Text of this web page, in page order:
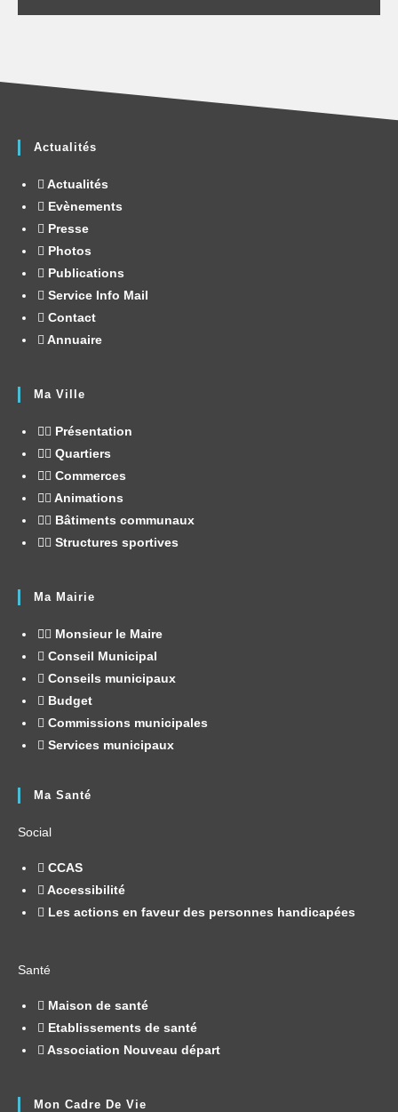
Actualités
Actualités
Evènements
Presse
Photos
Publications
Service Info Mail
Contact
Annuaire
Ma Ville
Présentation
Quartiers
Commerces
Animations
Bâtiments communaux
Structures sportives
Ma Mairie
Monsieur le Maire
Conseil Municipal
Conseils municipaux
Budget
Commissions municipales
Services municipaux
Ma Santé
Social
CCAS
Accessibilité
Les actions en faveur des personnes handicapées
Santé
Maison de santé
Etablissements de santé
Association Nouveau départ
Mon Cadre De Vie